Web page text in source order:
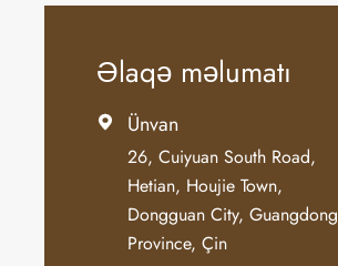
Əlaqə məlumatı
 Ünvan
26, Cuiyuan South Road,
Hetian, Houjie Town,
Dongguan City, Guangdong
Province, Çin